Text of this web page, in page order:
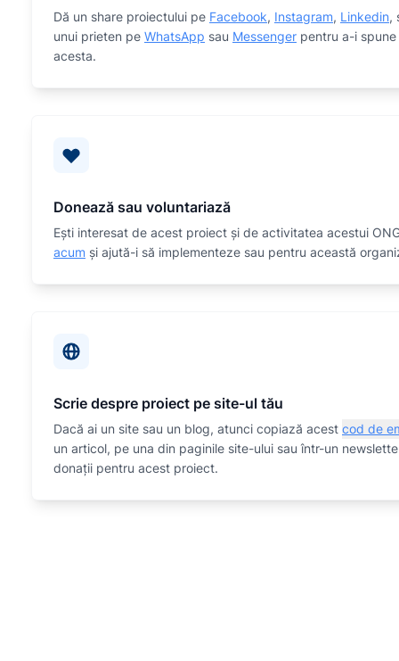
Dă un share proiectului pe Facebook, Instagram, Linkedin,
unui prieten pe WhatsApp sau Messenger pentru a-i
acesta.
Donează sau voluntariază
Eşti interesat de acest proiect și de activitatea acestui
acum și ajută-i să implementeze sau pentru această
Scrie despre proiect pe site-ul tău
Dacă ai un site sau un blog, atunci copiază acest cod de
un articol, pe una din paginile site-ului sau într-un
donații pentru acest proiect.